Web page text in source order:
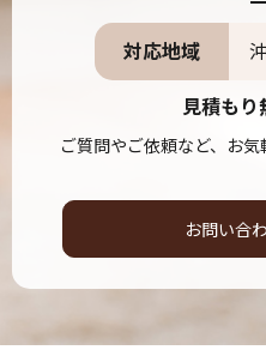
対応地域
見積もり
ご質問やご依頼など、お気
お問い合